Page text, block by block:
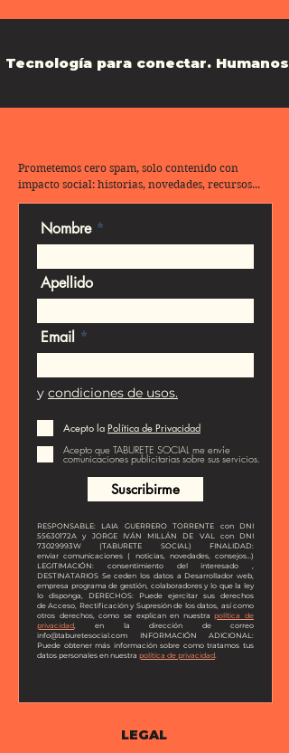
Tecnología para conectar.
Prometemos cero spam, solo contenido con
impacto social: historias, novedades, recursos...
Nombre
Apellido
Email
y condiciones de usos.
Acepto la Política de Privacidad
Acepto que TABURETE SOCIAL me envíe
comunicaciones publicitarias sobre sus servicios.
Suscribirme
RESPONSABLE: LAIA GUERRERO TORRENTE con DNI
55630172A y JORGE IVÁN MILLÁN DE VAL con DNI
73029993W (TABURETE SOCIAL) FINALIDAD:
enviarcomunicaciones ( noticias, novedades, consejos…)
LEGITIMACIÓN: consentimiento delinteresado ,
DESTINATARIOS Se ceden los datos a Desarrollador web,
empresa programa de gestión, colaboradores y lo que la ley
lo disponga, DERECHOS: Puede ejercitar sus derechos
deAcceso, Rectificación y Supresión de los datos, así como
otros derechos, como se explican en nuestrapolítica de
privacidad, en la dirección de correo
info@taburetesocial.com
INFORMACIÓN ADICIONAL:
Puede obtener más información sobre como tratamos tus
datos personales en nuestra política de privacidad.
LEGAL